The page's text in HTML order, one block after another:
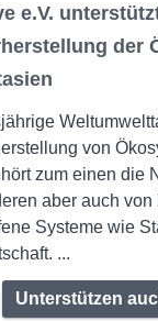
e.V.
der
von
zum einen die
aber auch von
Systeme wie
...
Unterstützen